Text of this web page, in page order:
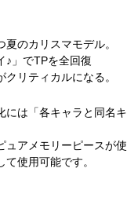
夏のカリスマモデル。
♪」でTPを全回復
リティカルになる。
には「各キャラと同
アメモリーピースが
使用可能です。